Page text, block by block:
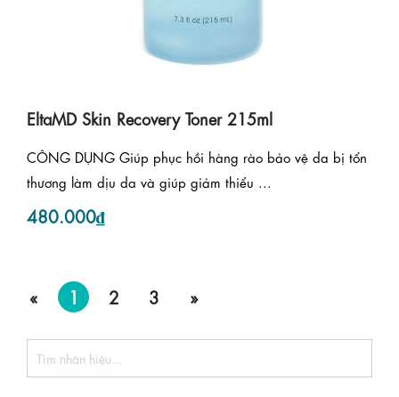
EltaMD Skin Recovery Toner 215ml
CÔNG DỤNG Giúp phục hồi hàng rào bảo vệ da bị tổn
thương làm dịu da và giúp giảm thiểu ...
480.000₫
« 1 2 3 »